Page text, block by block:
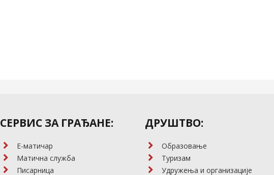
СЕРВИС ЗА ГРАЂАНЕ:
E-матичар
Матична служба
Писарница
ДРУШТВО:
Образовање
Туризам
Удружења и организације